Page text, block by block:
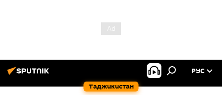
Таджикистан
РУС